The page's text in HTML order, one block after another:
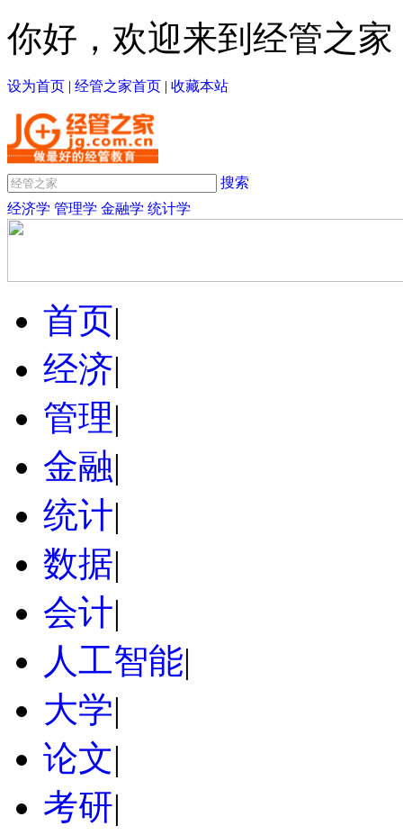
你好，欢迎来到经管之家
设为首页 | 经管之家首页 | 收藏本站
搜索
经济学 管理学 金融学 统计学
首页|
经济|
管理|
金融|
统计|
数据|
会计|
人工智能|
大学|
论文|
考研|